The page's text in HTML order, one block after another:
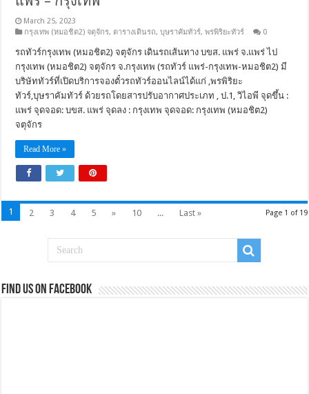
March 25, 2023
กรุงเทพ (หมอชิต2) จตุจักร, ตารางเดินรถ,บุษราคัมทัวร์,พรพิริยะทัวร์ 0
รถทัวร์กรุงเทพ (หมอชิต2) จตุจักร เดินรถเส้นทาง บขส. แพร่ จ.แพร่ ไป
กรุงเทพ (หมอชิต2) จตุจักร จ.กรุงเทพ (รถทัวร์ แพร่-กรุงเทพ-หมอชิต2) มี
บริษัททัวร์ที่เปิดบริการจองตั๋วรถทัวร์ออนไลน์ได้แก่ ,พรพิริยะ
ทัวร์,บุษราคัมทัวร์ ด้วยรถโดยสารปรับอากาศประเภท , ป.1, วิไอพี จุดขึ้น :
แพร่ จุดจอด: บขส. แพร่ จุดลง : กรุงเทพ จุดจอด: กรุงเทพ (หมอชิต2)
จตุจักร
Read More »
Page 1 of 19
1 2 3 4 5 » 10 ... Last »
Find us on Facebook